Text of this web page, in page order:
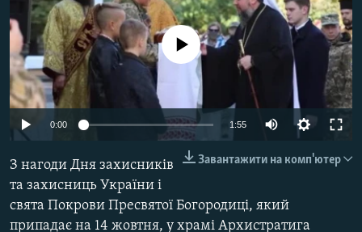
СПЕЦПРОЕКТИ
ДЕПОРТАЦІЯ
ВІДЕОУРОКИ «ELIFBE»
СВІДЧЕННЯ ОКУПАЦІЇ
УКРАЇНСЬКА ПРОБЛЕМА КРИМУ
ІНФОГРАФІКА
ЯК ОБІЙТИ БЛОКУВАННЯ
Русский
Qırımtatar
ДОЛУЧАЙСЯ!
No media source currently available
0:00 1:55
Завантажити на комп'ютер
З нагоди Дня захисників
та захисниць України і
свята Покрови Пресвятої Богородиці, який
припадає на 14 жовтня, у храмі Архистратига